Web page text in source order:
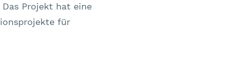
Projekt hat eine
für